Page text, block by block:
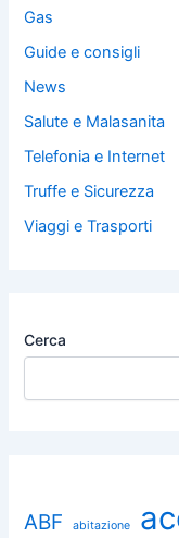
Gas
Guide e consigli
News
Salute e Malasanita
Telefonia e Internet
Truffe e Sicurezza
Viaggi e Trasporti
Cerca
ABF abitazione